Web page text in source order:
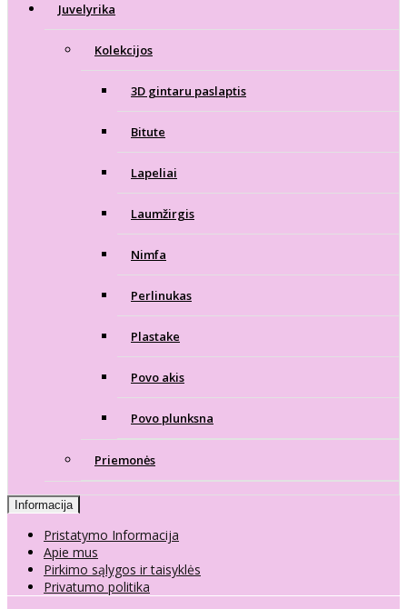
Juvelyrika
Kolekcijos
3D gintaru paslaptis
Bitute
Lapeliai
Laumžirgis
Nimfa
Perlinukas
Plastake
Povo akis
Povo plunksna
Priemonės
Informacija
Pristatymo Informacija
Apie mus
Pirkimo sąlygos ir taisyklės
Privatumo politika